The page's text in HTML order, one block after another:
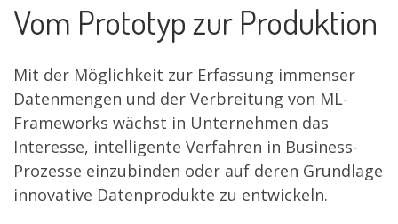
Vom Prototyp zur Produktion
Mit der Möglichkeit zur Erfassung immenser
Datenmengen und der Verbreitung von ML-
Frameworks wächst in Unternehmen das
Interesse, intelligente Verfahren in Business-
Prozesse einzubinden oder auf deren Grundlage
innovative Datenprodukte zu entwickeln.